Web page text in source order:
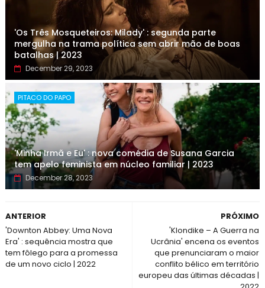
'Os Três Mosqueteiros: Milady' : segunda parte
mergulha na trama política sem abrir mão de boas
batalhas | 2023
December 29, 2023
PITACO DO PAPO
'Minha Irmã e Eu' : nova comédia de Susana Garcia
tem apelo feminista em núcleo familiar | 2023
December 28, 2023
PRÓXIMO
'Klondike – A Guerra na
Ucrânia' encena os eventos
que prenunciaram o maior
conflito bélico em território
europeu das últimas décadas |
ANTERIOR
'Downton Abbey: Uma Nova
Era' : sequência mostra que
tem fôlego para a promessa
de um novo ciclo | 2022